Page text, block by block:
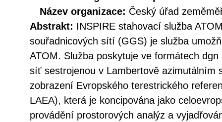
Název organizace: Český úřad
Abstrakt: INSPIRE stahovací služba
souřadnicových sítí (GGS) je služba
ATOM. Služba poskytuje ve formátech
síť sestrojenou v Lambertově azimutálním
zobrazení Evropského terestrického
LAEA), která je koncipována jako
provádění prostorových analýz a